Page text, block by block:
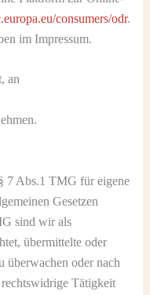
consumers/odr.
im Impressum.
an
7 Abs.1 TMG für eigene
Gesetzen
sind wir als
übermittelte oder
überwachen oder nach
Tätigkeit